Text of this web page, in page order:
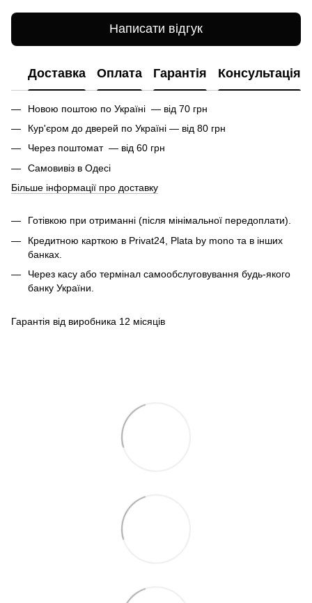
Написати відгук
Доставка Оплата Гарантія Консультація
Новою поштою по Україні — від 70 грн
Кур'єром до дверей по Україні — від 80 грн
Через поштомат — від 60 грн
Самовивіз в Одесі
Більше інформації про доставку
Готівкою при отриманні (після мінімальної передоплати).
Кредитною карткою в Privat24, Plata by mono та в інших
банках.
Через касу або термінал самообслуговування будь-якого
банку України.
Гарантія від виробника 12 місяців